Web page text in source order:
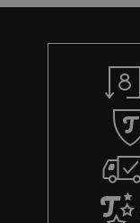
e
h
d
d
e
d
r
a
n